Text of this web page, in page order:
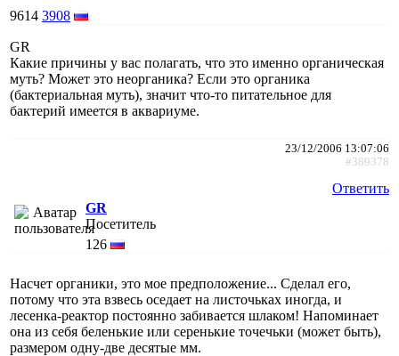
9614 3908
GR
Какие причины у вас полагать, что это именно органическая
муть? Может это неорганика? Если это органика
(бактериальная муть), значит что-то питательное для
бактерий имеется в аквариуме.
23/12/2006 13:07:06
#389378
Ответить
GR
Посетитель
126
Насчет органики, это мое предположение... Сделал его,
потому что эта взвесь оседает на листочьках иногда, и
лесенка-реактор постоянно забивается шлаком! Напоминает
она из себя беленькие или серенькие точечьки (может быть),
размером одну-две десятые мм.